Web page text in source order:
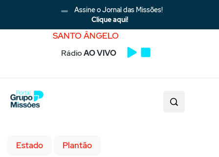
Assine o Jornal das Missões!
Clique aqui!
SANTO ÂNGELO
RádioAO VIVO
Estado Plantão